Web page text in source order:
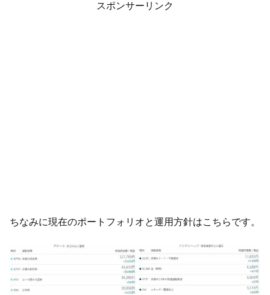
スポンサーリンク
ちなみに現在のポートフォリオと運用方針はこちらです。